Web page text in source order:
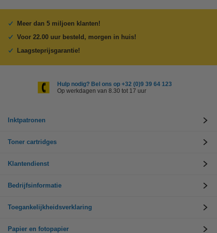
Meer dan 5 miljoen klanten!
Voor 22.00 uur besteld, morgen in huis!
Laagsteprijsgarantie!
Hulp nodig? Bel ons op +32 (0)9 39 64 123
Op werkdagen van 8.30 tot 17 uur
Inktpatronen
Toner cartridges
Klantendienst
Bedrijfsinformatie
Toegankelijkheidsverklaring
Papier en fotopapier